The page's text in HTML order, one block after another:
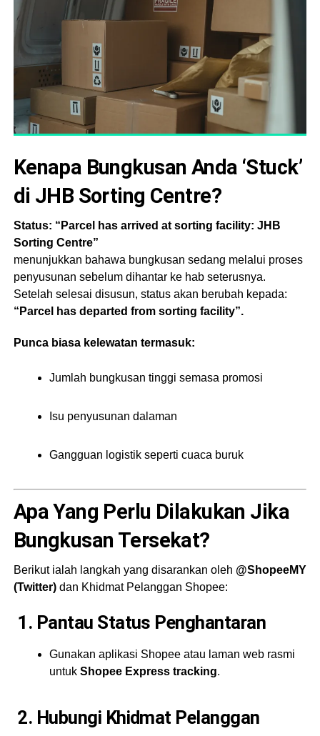
Kenapa Bungkusan Anda ‘Stuck’
di JHB Sorting Centre?
Status: “Parcel has arrived at sorting facility: JHB
Sorting Centre”
menunjukkan bahawa bungkusan sedang melalui proses
penyusunan sebelum dihantar ke hab seterusnya.
Setelah selesai disusun, status akan berubah kepada:
“Parcel has departed from sorting facility”.
Punca biasa kelewatan termasuk:
Jumlah bungkusan tinggi semasa promosi
Isu penyusunan dalaman
Gangguan logistik seperti cuaca buruk
Apa Yang Perlu Dilakukan Jika
Bungkusan Tersekat?
Berikut ialah langkah yang disarankan oleh @ShopeeMY
(Twitter)dan Khidmat Pelanggan Shopee:
1. Pantau Status Penghantaran
Gunakan aplikasi Shopee atau laman web rasmi
untuk Shopee Express tracking.
2. Hubungi Khidmat Pelanggan